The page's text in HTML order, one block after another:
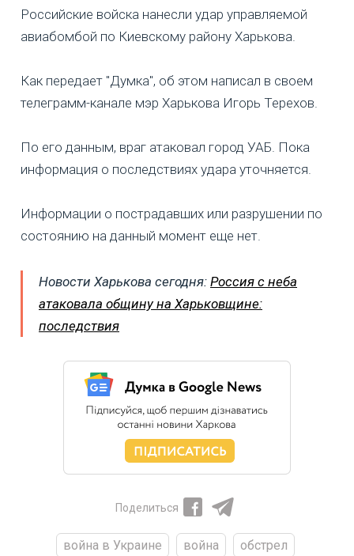
Российские войска нанесли удар управляемой
авиабомбой по Киевскому району Харькова.
Как передает "Думка", об этом написал в своем
телеграмм-канале мэр Харькова Игорь Терехов.
По его данным, враг атаковал город УАБ. Пока
информация о последствиях удара уточняется.
Информации о пострадавших или разрушении по
состоянию на данный момент еще нет.
Новости Харькова сегодня: Россия с неба
атаковала общину на Харьковщине:
последствия
Поделиться
война в Украине война
обстрел